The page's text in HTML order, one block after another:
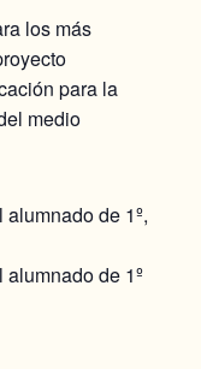
los más
para la
medio
de 1º,
alumnado de 1º